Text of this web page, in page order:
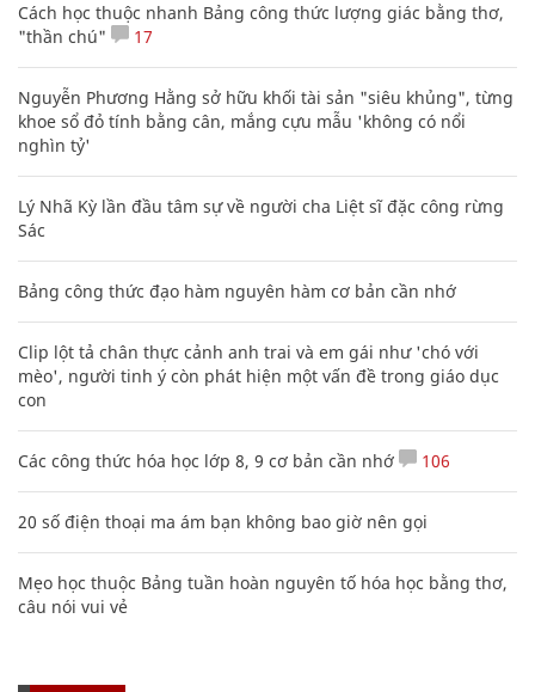
Cách học thuộc nhanh Bảng công thức lượng giác bằng thơ,
"thần chú"
17
Nguyễn Phương Hằng sở hữu khối tài sản "siêu khủng", từng
khoe sổ đỏ tính bằng cân, mắng cựu mẫu 'không có nổi
nghìn tỷ'
Lý Nhã Kỳ lần đầu tâm sự về người cha Liệt sĩ đặc công rừng
Sác
Bảng công thức đạo hàm nguyên hàm cơ bản cần nhớ
Clip lột tả chân thực cảnh anh trai và em gái như 'chó với
mèo', người tinh ý còn phát hiện một vấn đề trong giáo dục
con
Các công thức hóa học lớp 8, 9 cơ bản cần nhớ 106
20 số điện thoại ma ám bạn không bao giờ nên gọi
Mẹo học thuộc Bảng tuần hoàn nguyên tố hóa học bằng thơ,
câu nói vui vẻ